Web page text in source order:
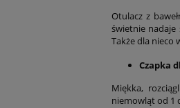
Otulacz z
świetnie
Także dla nieco
Czapka
Miękka,
niemowląt od 1